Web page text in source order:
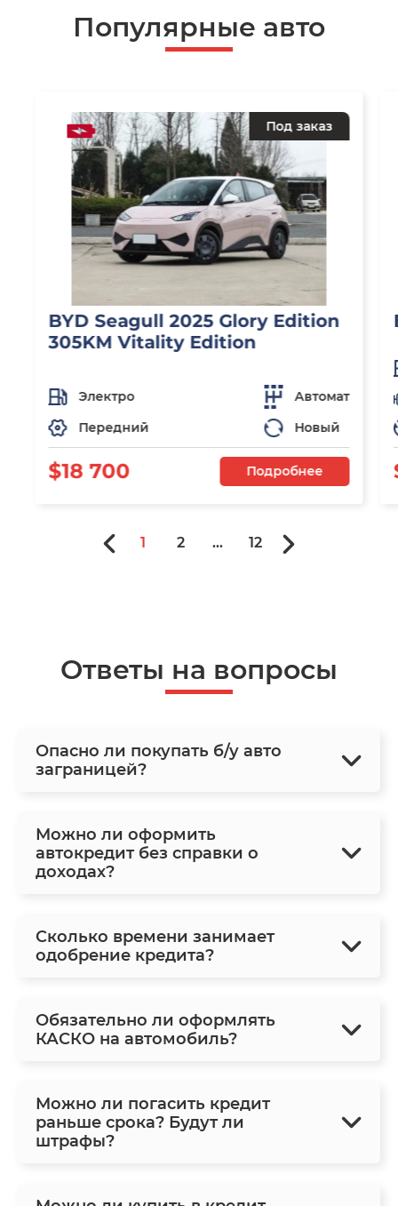
Популярные авто
Под заказ
BYD Seagull 2025 Glory Edition
305KM Vitality Edition
Электро
Автомат
Передний
Новый
$18 700 Подробнее
1 2 ... 12
Ответы на вопросы
Опасно ли покупать б/у авто
заграницей?
Можно ли оформить
автокредит без справки о
доходах?
Сколько времени занимает
одобрение кредита?
Обязательно ли оформлять
КАСКО на автомобиль?
Можно ли погасить кредит
раньше срока? Будут ли
штрафы?